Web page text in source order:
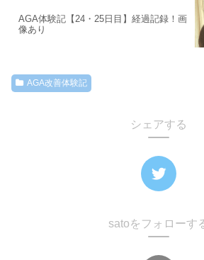
AGA体験記【24・25日目】経過記録！画
像あり
AGA改善体験記
シェアする
satoをフォローす